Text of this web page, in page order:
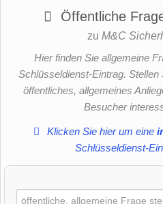
Öffentliche
zu M&C
Hier finden Sie allgemeine
Schlüsseldienst-Eintrag. Stellen
öffentliches, allgemeines
Besucher
Klicken Sie hier um eine
Schlüsseldienst-